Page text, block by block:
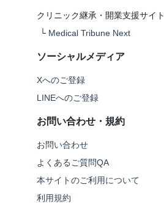
クリニック継承・開業支援サイト
└ Medical Tribune Next
ソーシャルメディア
Xへのご登録
LINEへのご登録
お問い合わせ・規約
お問い合わせ
よくあるご質問QA
本サイトのご利用について
利用規約